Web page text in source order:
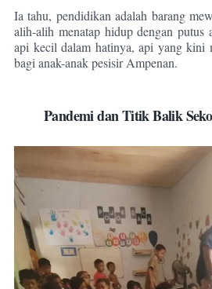
Ia tahu, pendidikan adalah barang
alih-alih menatap hidup dengan putus
api kecil dalam hatinya, api yang kini
bagi anak-anak pesisir Ampenan.
Pandemi dan Titik Balik